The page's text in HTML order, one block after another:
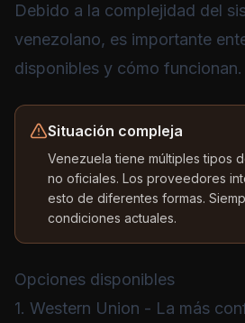
Debido a la complejidad del
venezolano, es importante
disponibles y cómo funcionan.
Situación compleja
Venezuela tiene múltiples tipos
no oficiales. Los proveedores
esto de diferentes formas.
condiciones actuales.
Opciones disponibles
1. Western Union - La más